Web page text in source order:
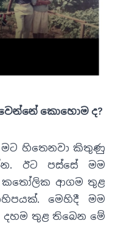
කොහොම ද?
මට හිතෙනවා කිතුණු
. ඊට පස්සේ මම
කතෝලික ආගම තුළ
. මෙහිදී මම
තුළ තිබෙන මේ